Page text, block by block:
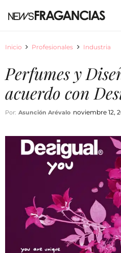
Inicio Profesionales Industria
Perfumes y
acuerdo con
Por: Asunción Arévalo noviembre 12,